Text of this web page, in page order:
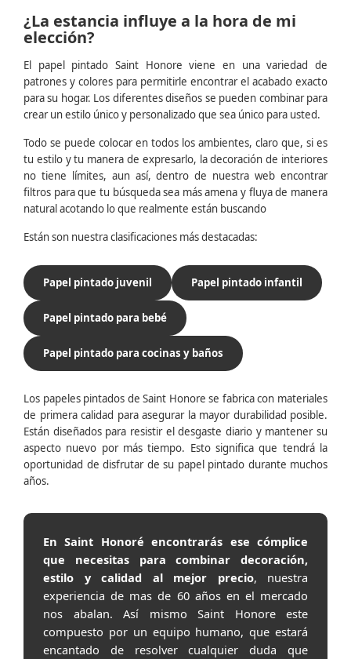
¿La estancia influye a la hora de mi
elección?
El papel pintado Saint Honore viene en una variedad de
patrones y colores para permitirle encontrar el acabado exacto
para su hogar. Los diferentes diseños se pueden combinar para
crear un estilo único y personalizado que sea único para usted.
Todo se puede colocar en todos los ambientes, claro que, si es
tu estilo y tu manera de expresarlo, la decoración de interiores
no tiene límites, aun así, dentro de nuestra web encontrar
filtros para que tu búsqueda sea más amena y fluya de manera
natural acotando lo que realmente están buscando
Están son nuestra clasificaciones más destacadas:
Papel pintado juvenil Papel pintado infantil
Papel pintado para bebé
Papel pintado para cocinas y baños
Los papeles pintados de Saint Honore se fabrica con materiales
de primera calidad para asegurar la mayor durabilidad posible.
Están diseñados para resistir el desgaste diario y mantener su
aspecto nuevo por más tiempo. Esto significa que tendrá la
oportunidad de disfrutar de su papel pintado durante muchos
años.
En Saint Honoré encontrarás ese cómplice
que necesitas para combinar decoración,
estilo y calidad al mejor precio, nuestra
experiencia de mas de 60 años en el mercado
nos abalan. Así mismo Saint Honore este
compuesto por un equipo humano, que estará
encantado de resolver cualquier duda que